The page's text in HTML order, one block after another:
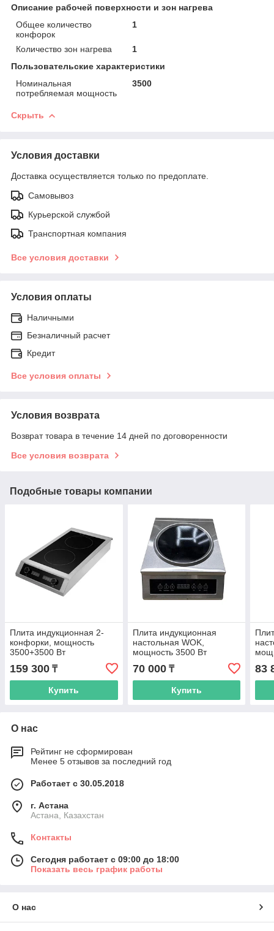
Описание рабочей поверхности и зон нагрева
Общее количество
конфорок
1
Количество зон нагрева
1
Пользовательские характеристики
Номинальная
потребляемая мощность
3500
Скрыть
Условия доставки
Доставка осуществляется только по предоплате.
Самовывоз
Курьерской службой
Транспортная компания
Все условия доставки
Условия оплаты
Наличными
Безналичный расчет
Кредит
Все условия оплаты
Условия возврата
Возврат товара в течение 14 дней по договоренности
Все условия возврата
Подобные товары компании
Плита индукционная 2-
конфорки, мощность
3500+3500 Вт
159 300 ₸
Купить
Плита индукционная
настольная WOK,
мощность 3500 Вт
70 000₸
Купить
83
О нас
Рейтинг не сформирован
Менее 5 отзывов за последний год
Работает с 30.05.2018
г. Астана
Астана, Казахстан
Контакты
Сегодня работает с 09:00 до 18:00
Показать весь график работы
О нас